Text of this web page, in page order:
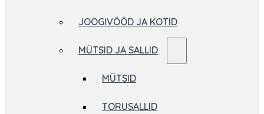
JOOGIVÖÖD JA KOTID
MÜTSID JA SALLID
MÜTSID
TORUSALLID